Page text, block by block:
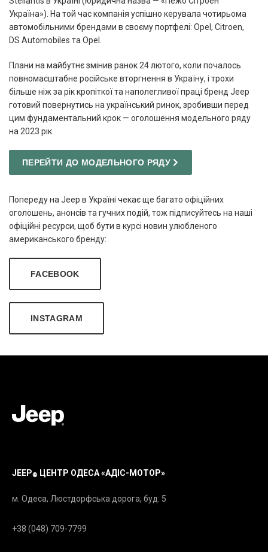
Україна»). На той час компанія успішно керувала чотирьома
автомобільними брендами в своєму портфелі: Opel, Citroen,
DS Automobiles та Opel.
Плани на майбутнє змінив ранок 24 лютого, коли почалось
повномасштабне російське вторгнення в Україну, і трохи
більше ніж за рік кропіткої та наполегливої праці бренд Jeep
готовий повернутись на український ринок, зробивши перед
цим фундаментальний крок — оголошення модельного ряду
на 2023 рік.
ПЕРЕЙТИ ДО МОДЕЛЬНОГО РЯДУ
Попереду на Jeep в Україні чекає ще багато офіційних
оголошень, анонсів та гучних подій, тож підписуйтесь на наші
офіційні ресурси, щоб бути в курсі новин улюбленого
американського бренду:
FACEBOOK
INSTAGRAM
JEEP® ЦЕНТР ОДЕСА «АДІС-МОТОР»
м. Одеса, Люстдорфська дорога, буд. 5
+38 (048) 709-7799